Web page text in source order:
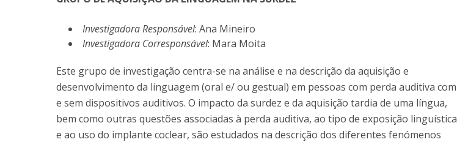
Investigadora Responsável: Ana Mineiro
Investigadora Corresponsável: Mara Moita
Este grupo de investigação centra-se na análise e na descrição da aquisição e
desenvolvimento da linguagem (oral e/ ou gestual) em pessoas com perda auditiva com
e sem dispositivos auditivos. O impacto da surdez e da aquisição tardia de uma língua,
bem como outras questões associadas à perda auditiva, ao tipo de exposição linguística
e ao uso do implante coclear, são estudados na descrição dos diferentes fenómenos